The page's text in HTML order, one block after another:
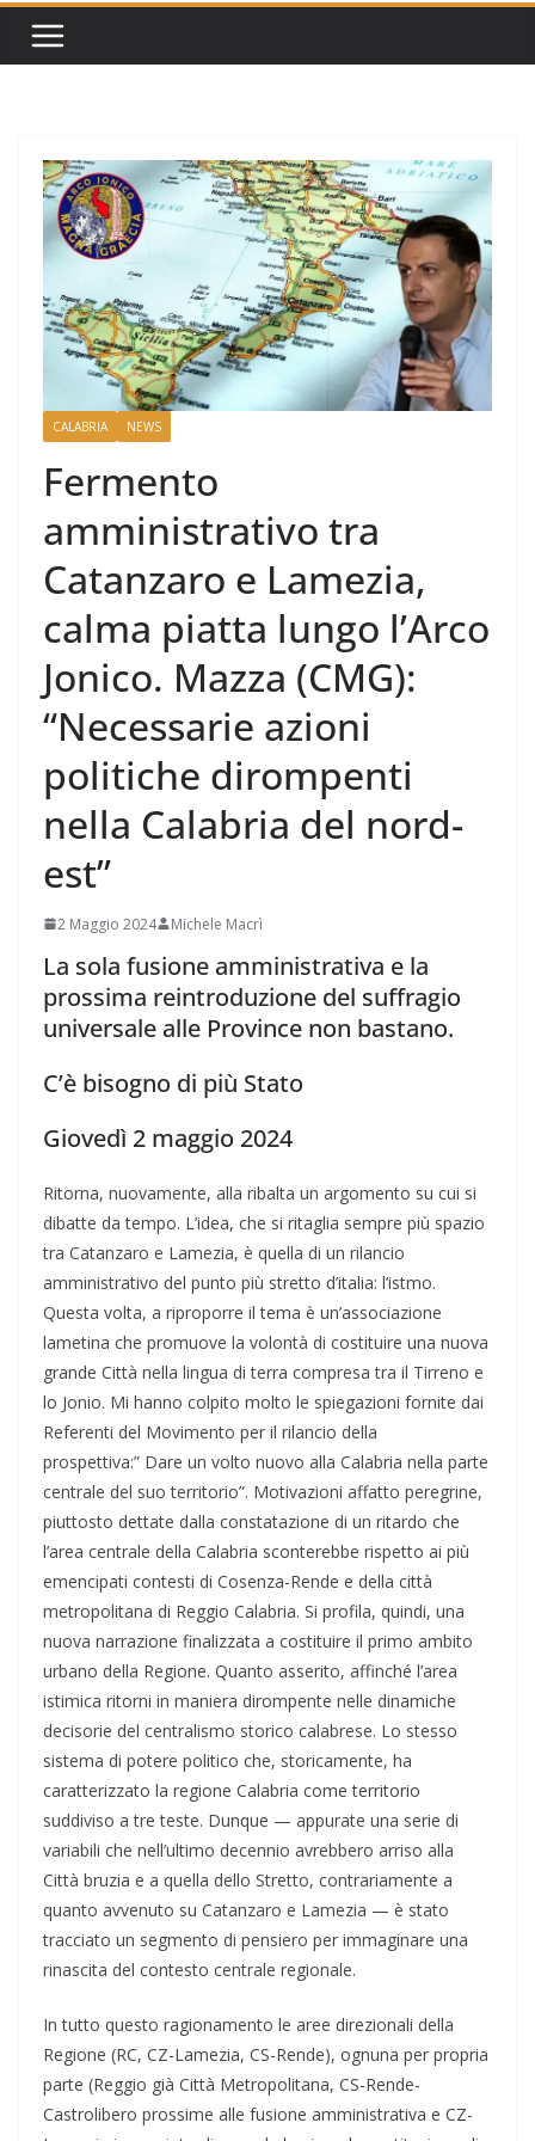
CALABRIA NEWS
Fermento
amministrativo tra
Catanzaro e Lamezia,
calma piatta lungo l’Arco
Jonico. Mazza (CMG):
“Necessarie azioni
politiche dirompenti
nella Calabria del nord-
est”
2 Maggio 2024 Michele Macrì
La sola fusione amministrativa e la
prossima reintroduzione del suffragio
universale alle Province non bastano.
C’è bisogno di più Stato
Giovedì 2 maggio 2024
Ritorna, nuovamente, alla ribalta un argomento su cui si
dibatte da tempo. L’idea, che si ritaglia sempre più spazio
tra Catanzaro e Lamezia, è quella di un rilancio
amministrativo del punto più stretto d’italia: l’istmo.
Questa volta, a riproporre il tema è un’associazione
lametina che promuove la volontà di costituire una nuova
grande Città nella lingua di terra compresa tra il Tirreno e
lo Jonio. Mi hanno colpito molto le spiegazioni fornite dai
Referenti del Movimento per il rilancio della
prospettiva:” Dare un volto nuovo alla Calabria nella parte
centrale del suo territorio”. Motivazioni affatto peregrine,
piuttosto dettate dalla constatazione di un ritardo che
l’area centrale della Calabria sconterebbe rispetto ai più
emencipati contesti di Cosenza-Rende e della città
metropolitana di Reggio Calabria. Si profila, quindi, una
nuova narrazione finalizzata a costituire il primo ambito
urbano della Regione. Quanto asserito, affinché l’area
istimica ritorni in maniera dirompente nelle dinamiche
decisorie del centralismo storico calabrese. Lo stesso
sistema di potere politico che, storicamente, ha
caratterizzato la regione Calabria come territorio
suddiviso a tre teste. Dunque — appurate una serie di
variabili che nell’ultimo decennio avrebbero arriso alla
Città bruzia e a quella dello Stretto, contrariamente a
quanto avvenuto su Catanzaro e Lamezia — è stato
tracciato un segmento di pensiero per immaginare una
rinascita del contesto centrale regionale.
In tutto questo ragionamento le aree direzionali della
Regione (RC, CZ-Lamezia, CS-Rende), ognuna per propria
parte (Reggio già Città Metropolitana, CS-Rende-
Castrolibero prossime alle fusione amministrativa e CZ-